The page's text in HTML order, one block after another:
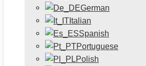
German
Italian
Spanish
Portuguese
Polish